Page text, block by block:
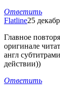
Ответить
Flatline25
Главное
оригинале
англ
действии))
Ответить